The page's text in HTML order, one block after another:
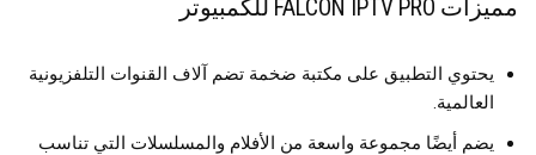
مميزات FALCON IPTV PRO للكمبيوتر
يحتوي التطبيق على مكتبة ضخمة تضم آلاف القنوات التلفزيونية
العالمية.
يضم أيضًا مجموعة واسعة من الأفلام والمسلسلات التي تناسب